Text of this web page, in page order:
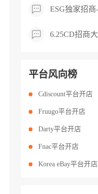
6.25CD招商
平台风向榜
Cdiscount平台开店
Fruugo平台开店
Darty平台开店
Fnac平台开店
Korea eBay平台开店